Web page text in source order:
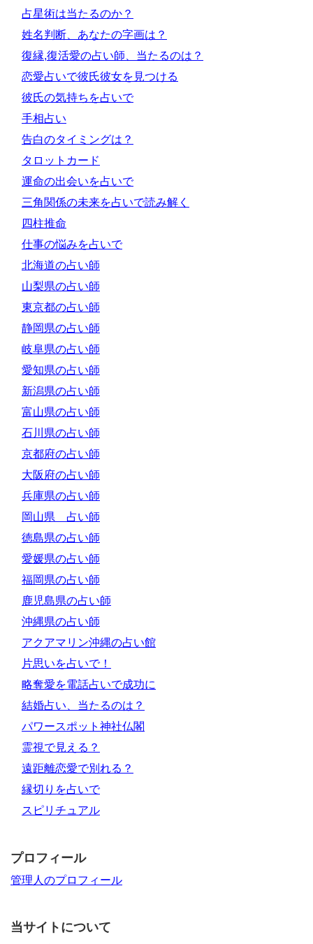
占星術は当たるのか？
姓名判断、あなたの字画は？
復縁,復活愛の占い師、当たるのは？
恋愛占いで彼氏彼女を見つける
彼氏の気持ちを占いで
手相占い
告白のタイミングは？
タロットカード
運命の出会いを占いで
三角関係の未来を占いで読み解く
四柱推命
仕事の悩みを占いで
北海道の占い師
山梨県の占い師
東京都の占い師
静岡県の占い師
岐阜県の占い師
愛知県の占い師
新潟県の占い師
富山県の占い師
石川県の占い師
京都府の占い師
大阪府の占い師
兵庫県の占い師
岡山県 占い師
徳島県の占い師
愛媛県の占い師
福岡県の占い師
鹿児島県の占い師
沖縄県の占い師
アクアマリン沖縄の占い館
片思いを占いで！
略奪愛を電話占いで成功に
結婚占い、当たるのは？
パワースポット神社仏閣
霊視で見える？
遠距離恋愛で別れる？
縁切りを占いで
スピリチュアル
プロフィール
管理人のプロフィール
当サイトについて